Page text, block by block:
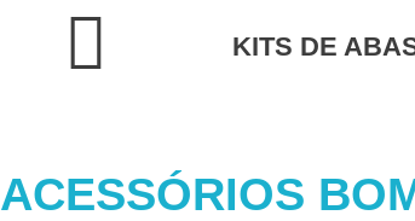
KITS DE
ACESSÓRIOS